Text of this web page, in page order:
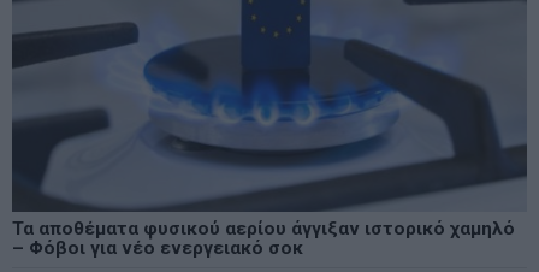
Τα αποθέματα φυσικού αερίου άγγιξαν ιστορικό χαμηλό
– Φόβοι για νέο ενεργειακό σοκ